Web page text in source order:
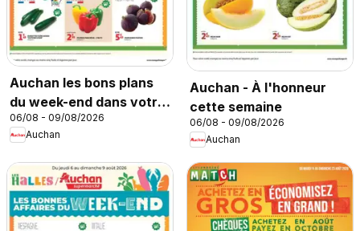
Auchan les bons plans
du week-end dans votre
hyper
06/08 - 09/08/2026
Auchan
Auchan - À l'honneur
cette semaine
06/08 - 09/08/2026
Auchan